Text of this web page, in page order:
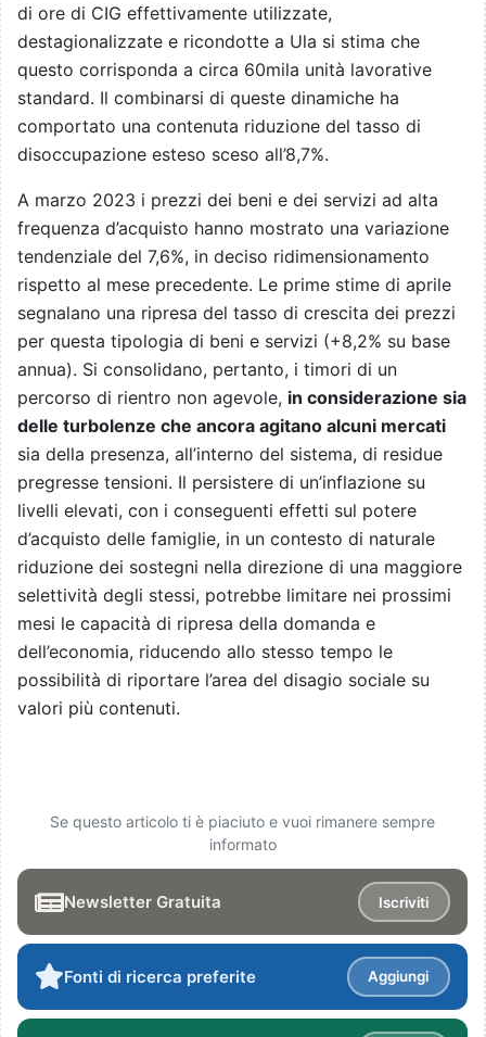
di ore di CIG effettivamente utilizzate,
destagionalizzate e ricondotte a Ula si stima che
questo corrisponda a circa 60mila unità lavorative
standard. Il combinarsi di queste dinamiche ha
comportato una contenuta riduzione del tasso di
disoccupazione esteso sceso all’8,7%.
A marzo 2023 i prezzi dei beni e dei servizi ad alta
frequenza d’acquisto hanno mostrato una variazione
tendenziale del 7,6%, in deciso ridimensionamento
rispetto al mese precedente. Le prime stime di aprile
segnalano una ripresa del tasso di crescita dei prezzi
per questa tipologia di beni e servizi (+8,2% su base
annua). Si consolidano, pertanto, i timori di un
percorso di rientro non agevole, in considerazione sia
delle turbolenze che ancora agitano alcuni mercati
sia della presenza, all’interno del sistema, di residue
pregresse tensioni. Il persistere di un’inflazione su
livelli elevati, con i conseguenti effetti sul potere
d’acquisto delle famiglie, in un contesto di naturale
riduzione dei sostegni nella direzione di una maggiore
selettività degli stessi, potrebbe limitare nei prossimi
mesi le capacità di ripresa della domanda e
dell’economia, riducendo allo stesso tempo le
possibilità di riportare l’area del disagio sociale su
valori più contenuti.
Se questo articolo ti è piaciuto e vuoi rimanere sempre
informato
Newsletter Gratuita Iscriviti
Fonti di ricerca preferite Aggiungi